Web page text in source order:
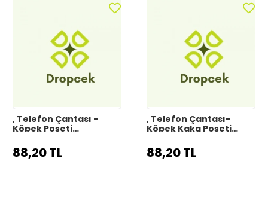
, Telefon Çantası -
Köpek Poşeti
Çantası
88,20 TL
, Telefon Çantası-
Köpek Kaka Poşeti
Çantası
88,20 TL